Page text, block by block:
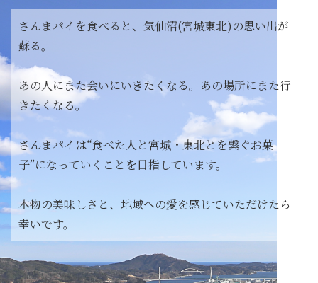
さんまパイを食べると、気仙沼(宮城東北)の思い出が
蘇る。
あの人にまた会いにいきたくなる。あの場所にまた行
きたくなる。
さんまパイは“食べた人と宮城・東北とを繋ぐお菓
子”になっていくことを目指しています。
本物の美味しさと、地域への愛を感じていただけたら
幸いです。